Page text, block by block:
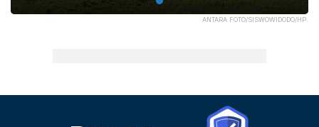
ANTARA FOTO/SISWOWIDODO/HP.